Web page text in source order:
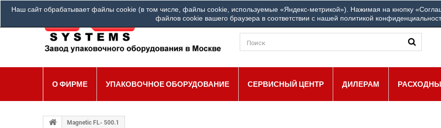
Наш сайт обрабатывает файлы cookie (в том числе, файлы cookie, используемые «Яндекс-метрикой»). Нажимая на кнопку
файлов cookie вашего браузера в соответствии с нашей политикойЗВОНИТЕ НАМ:
Ваш город: Другой город
О ФИРМЕ УПАКОВОЧНОЕ ОБОРУДОВАНИЕ СЕРВИСНЫЙ ЦЕНТР ДИЛЕРАМ
Magnetic FL- 500.1